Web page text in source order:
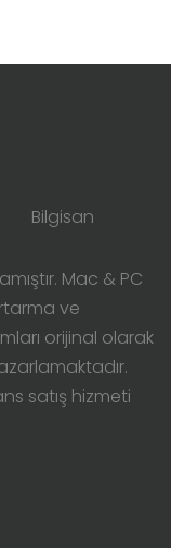
Bilgisan
Mac & PC
ve
orijinal olarak
satış hizmeti